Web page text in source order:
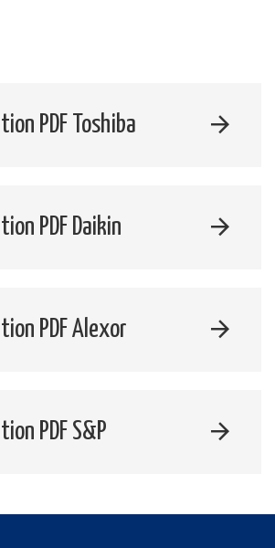
PDF Toshiba
PDF Daikin
PDF Alexor
PDF S&P